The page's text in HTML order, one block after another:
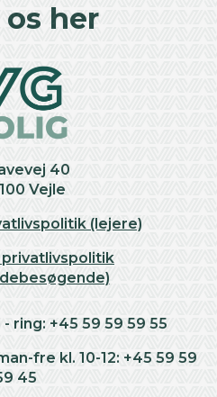
her
40
Vejle
(lejere)
ring: +45 59 59 59 55
fre kl. 10-12: +45 59 59
45